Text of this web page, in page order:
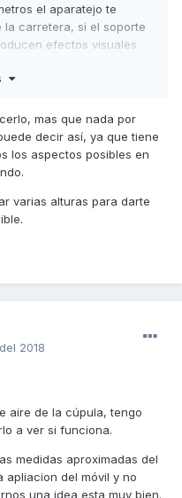
el aparatejo te
la carretera, si el soporte
efectos visuales
mas que nada por
decir así, ya que tiene
los aspectos posibles en
varias alturas para darte
2018
aire de la cúpula, tengo
a ver si funciona.
medidas aproximadas del
apliacion del móvil y no
una idea esta muy bien.